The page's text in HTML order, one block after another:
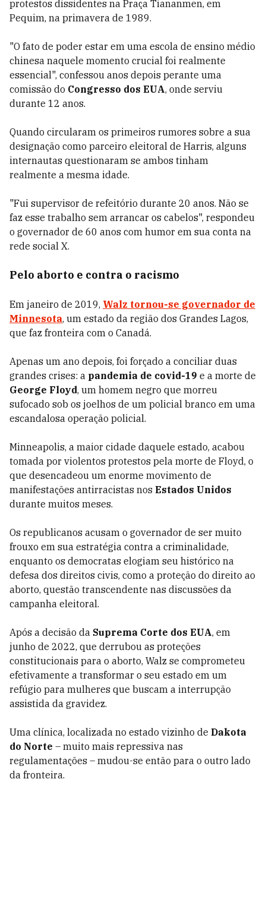
protestos dissidentes na Praça Tiananmen, em
Pequim, na primavera de 1989.
"O fato de poder estar em uma escola de ensino médio
chinesa naquele momento crucial foi realmente
essencial", confessou anos depois perante uma
comissão do Congresso dos EUA, onde serviu
durante 12 anos.
Quando circularam os primeiros rumores sobre a sua
designação como parceiro eleitoral de Harris, alguns
internautas questionaram se ambos tinham
realmente a mesma idade.
"Fui supervisor de refeitório durante 20 anos. Não se
faz esse trabalho sem arrancar os cabelos", respondeu
o governador de 60 anos com humor em sua conta na
rede social X.
Pelo aborto e contra o racismo
Em janeiro de 2019, Walz tornou-se governador de
Minnesota, um estado da região dos Grandes Lagos,
que faz fronteira com o Canadá.
Apenas um ano depois, foi forçado a conciliar duas
grandes crises: a pandemia de covid-19 e a morte de
George Floyd, um homem negro que morreu
sufocado sob os joelhos de um policial branco em uma
escandalosa operação policial.
Minneapolis, a maior cidade daquele estado, acabou
tomada por violentos protestos pela morte de Floyd, o
que desencadeou um enorme movimento de
manifestações antirracistas nos Estados Unidos
durante muitos meses.
Os republicanos acusam o governador de ser muito
frouxo em sua estratégia contra a criminalidade,
enquanto os democratas elogiam seu histórico na
defesa dos direitos civis, como a proteção do direito ao
aborto, questão transcendente nas discussões da
campanha eleitoral.
Após a decisão da Suprema Corte dos EUA, em
junho de 2022, que derrubou as proteções
constitucionais para o aborto, Walz se comprometeu
efetivamente a transformar o seu estado em um
refúgio para mulheres que buscam a interrupção
assistida da gravidez.
Uma clínica, localizada no estado vizinho de Dakota
do Norte – muito mais repressiva nas
regulamentações – mudou-se então para o outro lado
da fronteira.